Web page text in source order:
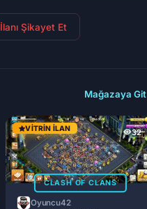
İlanı Şikayet Et
Mağazaya Git
32
VITRIN İLAN
CLASH OF CLANS
Oyuncu42